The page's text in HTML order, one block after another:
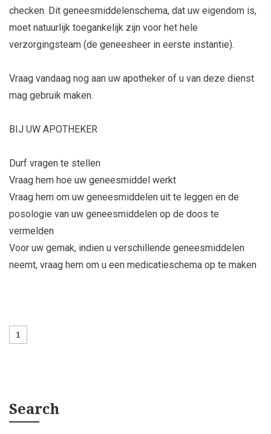
checken. Dit geneesmiddelenschema, dat uw eigendom is,
moet natuurlijk toegankelijk zijn voor het hele
verzorgingsteam (de geneesheer in eerste instantie).
Vraag vandaag nog aan uw apotheker of u van deze dienst
mag gebruik maken.
BIJ UW APOTHEKER
Durf vragen te stellen
Vraag hem hoe uw geneesmiddel werkt
Vraag hem om uw geneesmiddelen uit te leggen en de
posologie van uw geneesmiddelen op de doos te
vermelden
Voor uw gemak, indien u verschillende geneesmiddelen
neemt, vraag hem om u een medicatieschema op te maken
1
Search